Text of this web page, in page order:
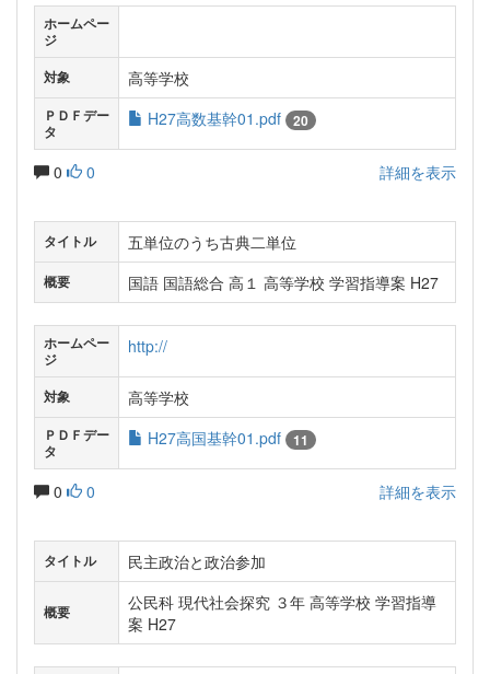
ホームペー
ジ
対象
高等学校
ＰＤＦデー
タ
H27高数基幹01.pdf 20
0 0 詳細を表示
タイトル 五単位のうち古典二単位
概要 国語 国語総合 高１ 高等学校 学習指導案 H27
ホームペー
ジ
http://
対象 高等学校
ＰＤＦデー
タ
H27高国基幹01.pdf 11
0 0 詳細を表示
タイトル 民主政治と政治参加
概要
公民科 現代社会探究 ３年 高等学校 学習指導
案 H27